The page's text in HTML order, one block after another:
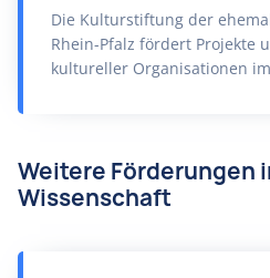
Die Kulturstiftung der
Rhein-Pfalz fördert Projekte
kultureller Organisationen
Weitere Förderungen
Wissenschaft